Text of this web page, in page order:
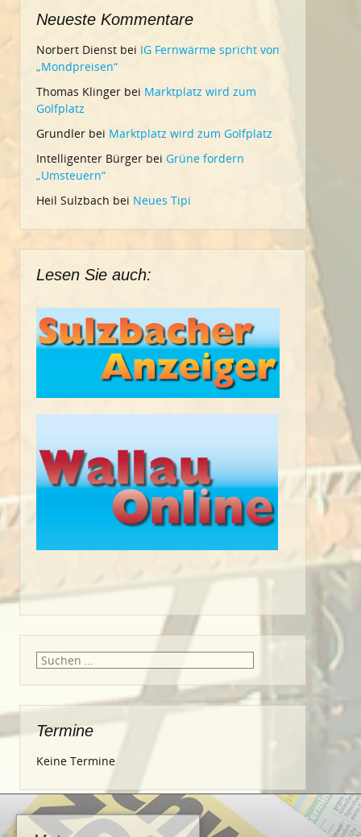
Neueste Kommentare
Norbert Dienst bei IG Fernwärme spricht von
„Mondpreisen“
Thomas Klinger bei Marktplatz wird zum
Golfplatz
Grundler bei Marktplatz wird zum Golfplatz
Intelligenter Bürger bei Grüne fordern
„Umsteuern“
Heil Sulzbach bei Neues Tipi
Lesen Sie auch:
Suche
Termine
Keine Termine